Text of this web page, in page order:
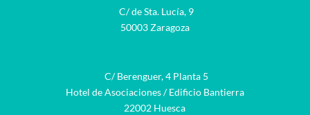
C/ de Sta. Lucía, 9
50003 Zaragoza
C/ Berenguer, 4 Planta 5
Hotel de Asociaciones / Edificio Bantierra
22002 Huesca